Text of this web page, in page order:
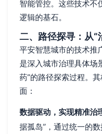
智能管控。这些技术不
逻辑的基石。
二、路径探寻：从“
平安智慧城市的技术推
是深入城市治理具体场
药”的路径探索过程。
面：
数据驱动，实现精准治
据孤岛”，通过统一的